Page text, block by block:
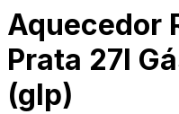
Aquecedor
Prata 27l
(glp)